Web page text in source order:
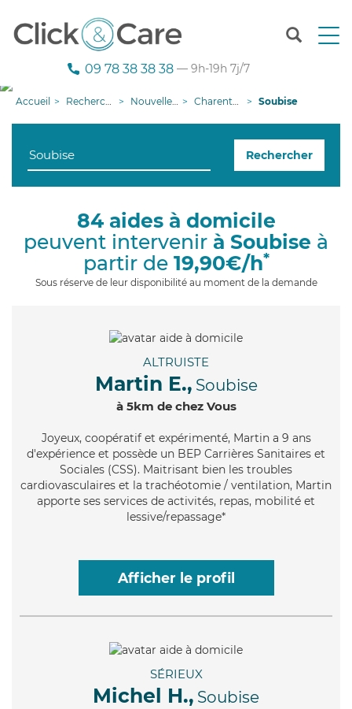
T
n
g
09 78 38 38 38 — 9h-19h 7j/7
Accueil Recherche aide à domicile Nouvelle-Aquitaine Charente-Maritime Soubise
Rechercher
84 aides à domicile
peuvent intervenir à Soubise à
partir de 19,90€/h*
Sous réserve de leur disponibilité au moment de la demande
ALTRUISTE
Martin E., Soubise
à 5km de chez Vous
Joyeux, coopératif et expérimenté, Martin a 9 ans
d'expérience et possède un BEP Carrières Sanitaires et
Sociales (CSS). Maitrisant bien les troubles
cardiovasculaires et la trachéotomie / ventilation, Martin
apporte ses services de activités, repas, mobilité et
lessive/repassage*
Afficher le profil
SÉRIEUX
Michel H., Soubise